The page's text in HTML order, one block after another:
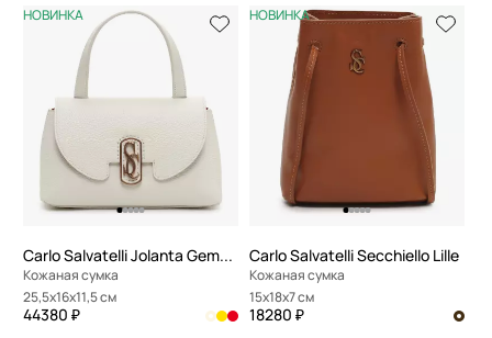
НОВИНКА
Carlo Salvatelli Jolanta Gemma
Кожаная сумка
25,5x16x11,5 см
44380 ₽
НОВИНКА
Carlo Salvatelli Secchiello Lille
Кожаная сумка
15x18x7 см
18280 ₽